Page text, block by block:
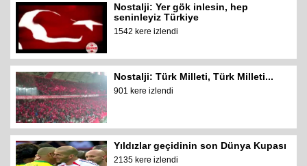
Nostalji: Yer gök inlesin, hep
seninleyiz Türkiye
1542 kere izlendi
Nostalji: Türk Milleti, Türk Milleti...
901 kere izlendi
Yıldızlar geçidinin son Dünya Kupası
2135 kere izlendi